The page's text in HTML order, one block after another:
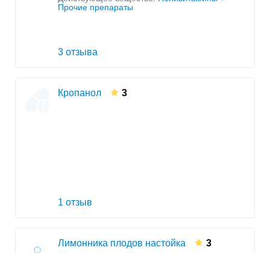
Прочие препараты
3 отзыва
Кропанол 3
1 отзыв
Лимонника плодов настойка 3